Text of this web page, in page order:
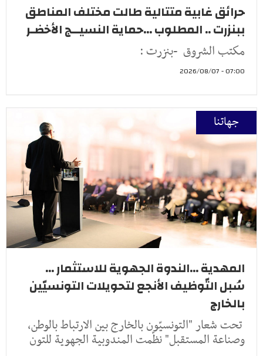
حرائق غابية متتالية طالت مختلف المناطق
ببنزرت .. المطلوب ...حماية النسيــج الأخضـر
مكتب الشروق -بنزرت :
07:00 - 2026/08/07
جهاتنا
المهدية ...الندوة الجهوية للاستثمار ...
سُبل التّوظيف الأنجع لتحويلات التونسيّين
بالخارج
تحت شعار "التونسيّون بالخارج بين الارتباط بالوطن،
وصناعة المستقبل" نظّمت المندوبية الجهوية للتون